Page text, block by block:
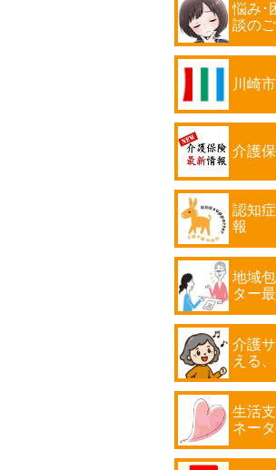
悩み･
談の
川崎
介護
認知
報
地域
ター
介護
える
生活
ネー